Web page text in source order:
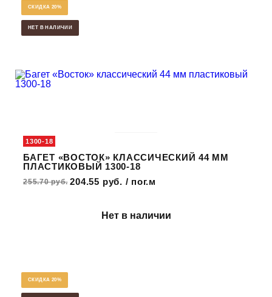
СКИДКА 20%
НЕТ В НАЛИЧИИ
1300-18
БАГЕТ «ВОСТОК» КЛАССИЧЕСКИЙ 44 ММ
ПЛАСТИКОВЫЙ 1300-18
255.70 руб. 204.55 руб. / пог.м
Нет в наличии
СКИДКА 20%